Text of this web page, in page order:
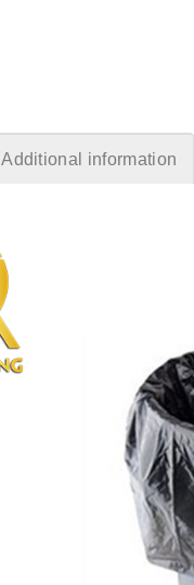
Additional information